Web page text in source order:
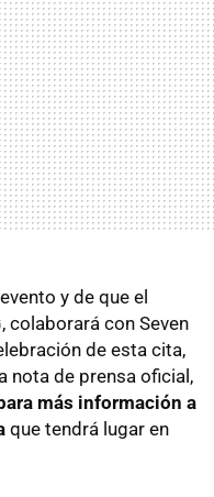
y de que el
colaborará con Seven
de esta cita,
nota de prensa oficial,
más información a
que tendrá lugar en